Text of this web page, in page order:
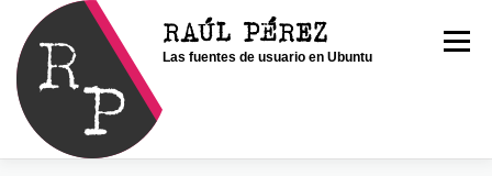
contenido
RAÚL PÉREZ
Las fuentes de usuario en Ubuntu
Menú